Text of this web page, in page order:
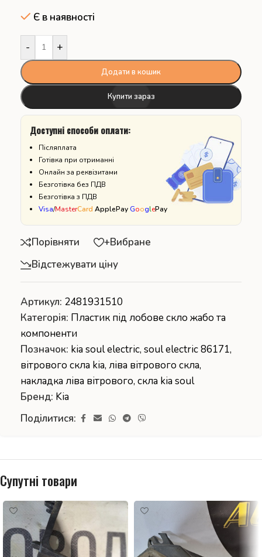
Є в наявності
- +
Додати в кошик
Купити зараз
Доступні способи оплати:
Післяплата
Готівка при отриманні
Онлайн за реквізитами
Безготівка без ПДВ
Безготівка з ПДВ
Visa/MasterCard ApplePay GooglePay
Порівняти
+Вибране
Відстежувати ціну
Артикул: 2481931510
Категорія: Пластик під лобове скло жабо та
компоненти
Позначок: kia soul electric, soul electric 86171,
вітрового скла kia, ліва вітрового скла,
накладка ліва вітрового, скла kia soul
Бренд: Kia
Поділитися:
Супутні товари